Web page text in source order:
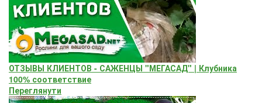
ОТЗЫВЫ КЛИЕНТОВ - САЖЕНЦЫ "МЕГАСАД" | Клубника
100% соответствие
Переглянути